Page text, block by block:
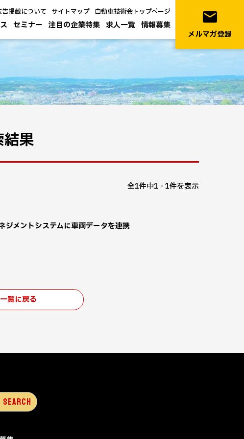
セミナー 注目の企業特集 求人一覧 情報募集
告掲載について サイトマップ 自動車技術会トップページ email
メルマガ登録
結果
全1件中1 - 1件を表示
ジメントシステムに車両データを連携
覧に戻る